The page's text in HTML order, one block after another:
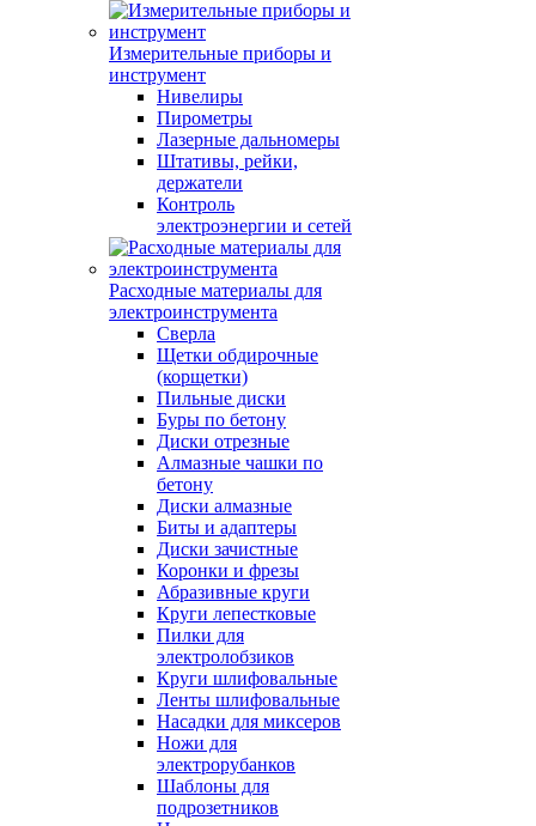
Измерительные приборы и
инструмент
Нивелиры
Пирометры
Лазерные дальномеры
Штативы, рейки,
держатели
Контроль
электроэнергии и сетей
Расходные материалы для
электроинструмента
Сверла
Щетки обдирочные
(корщетки)
Пильные диски
Буры по бетону
Диски отрезные
Алмазные чашки по
бетону
Диски алмазные
Биты и адаптеры
Диски зачистные
Коронки и фрезы
Абразивные круги
Круги лепестковые
Пилки для
электролобзиков
Круги шлифовальные
Ленты шлифовальные
Насадки для миксеров
Ножи для
электрорубанков
Шаблоны для
подрозетников